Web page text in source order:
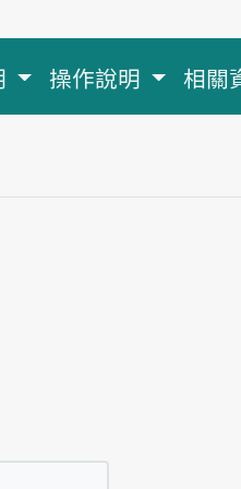
操作說明 相關